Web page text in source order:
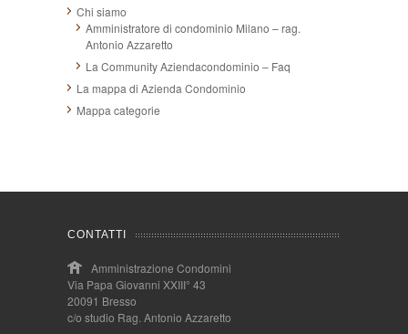
Chi siamo
Amministratore di condominio Milano – rag.
Antonio Azzaretto
La Community Aziendacondominio – Faq
La mappa di Azienda Condominio
Mappa categorie
CONTATTI
Amministrazione Condomini
Via Papa Giovanni XXIII° 43
20091 Bresso
c/o studio Rag. Antonio Azzaretto